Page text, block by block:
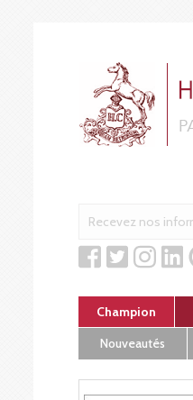
Champion
Nouveautés